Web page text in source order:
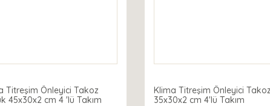
Titreşim Önleyici Takoz
45x30x2 cm 4 'lü Takım
Klima Titreşim Önleyici Takoz
35x30x2 cm 4'lü Takım